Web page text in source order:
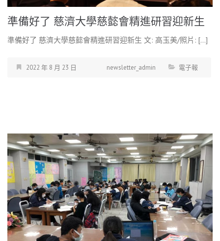
準備好了 慈濟大學慈懿會精進研習迎新生
準備好了 慈濟大學慈懿會精進研習迎新生 文: 高玉美/照片: […]
2022 年 8 月 23 日 newsletter_admin 電子報